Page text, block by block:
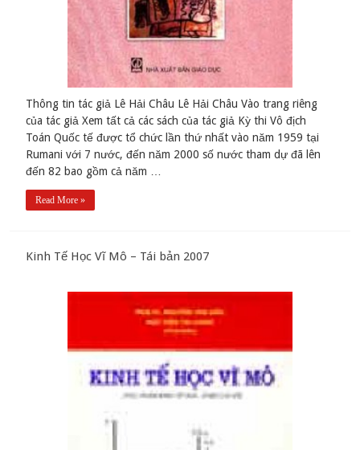
Thông tin tác giả Lê Hải Châu Lê Hải Châu Vào trang riêng
của tác giả Xem tất cả các sách của tác giả Kỳ thi Vô địch
Toán Quốc tế được tổ chức lần thứ nhất vào năm 1959 tại
Rumani với 7 nước, đến năm 2000 số nước tham dự đã lên
đến 82 bao gồm cả năm …
Read More »
Kinh Tế Học Vĩ Mô – Tái bản 2007